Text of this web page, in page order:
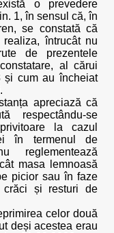
o prevedere
1, în sensul că, în
se constată că
întrucât nu
de prezentele
al cărui
și cum au încheiat
apreciază că
respectându-se
la cazul
în termenul de
reglementează
masa lemnoasă
picior sau în faze
crăci și resturi de
celor două
deși acestea erau